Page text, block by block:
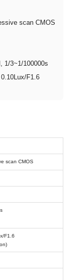
scan CMOS
1/3~1/100000s
F1.6
scan CMOS
F1.6